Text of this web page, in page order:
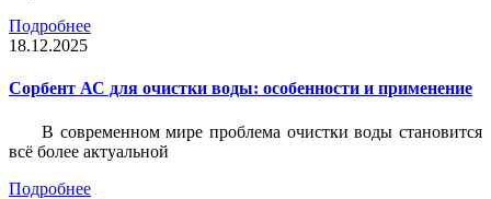
Подробнее
18.12.2025
Сорбент АС для очистки воды: особенности и применение
В современном мире проблема очистки воды становится
всё более актуальной
Подробнее